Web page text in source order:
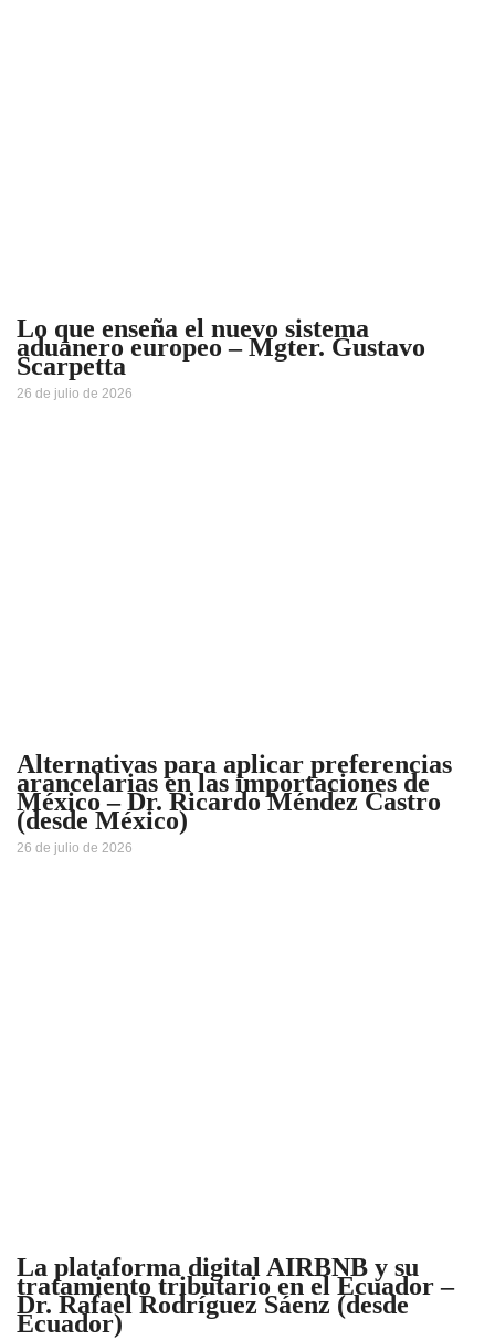
Lo que enseña el nuevo sistema
aduanero europeo – Mgter. Gustavo
Scarpetta
26 de julio de 2026
Alternativas para aplicar preferencias
arancelarias en las importaciones de
México – Dr. Ricardo Méndez Castro
(desde México)
26 de julio de 2026
La plataforma digital AIRBNB y su
tratamiento tributario en el Ecuador –
Dr. Rafael Rodríguez Sáenz (desde
Ecuador)